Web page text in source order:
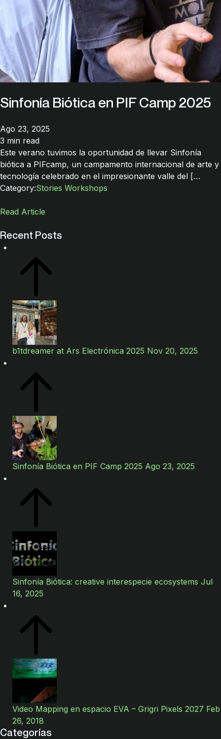
Sinfonía Biótica en PIF Camp 2025
Ago 23, 2025
3 min read
Este verano tuvimos la oportunidad de llevar Sinfonía
biótica a PIFcamp, un campamento internacional de arte y
tecnología celebrado en el impresionante valle del […
Category:Stories Workshops
Read Article
Recent Posts
b1tdreamer at Ars Electrónica 2025 Nov 20, 2025
Sinfonía Biótica en PIF Camp 2025 Ago 23, 2025
Sinfonía Biótica: creative interespecie ecosystems Jul
16, 2025
Video Mapping en espacio EVA – Grigri Pixels 2027 Feb
26, 2018
Categorías